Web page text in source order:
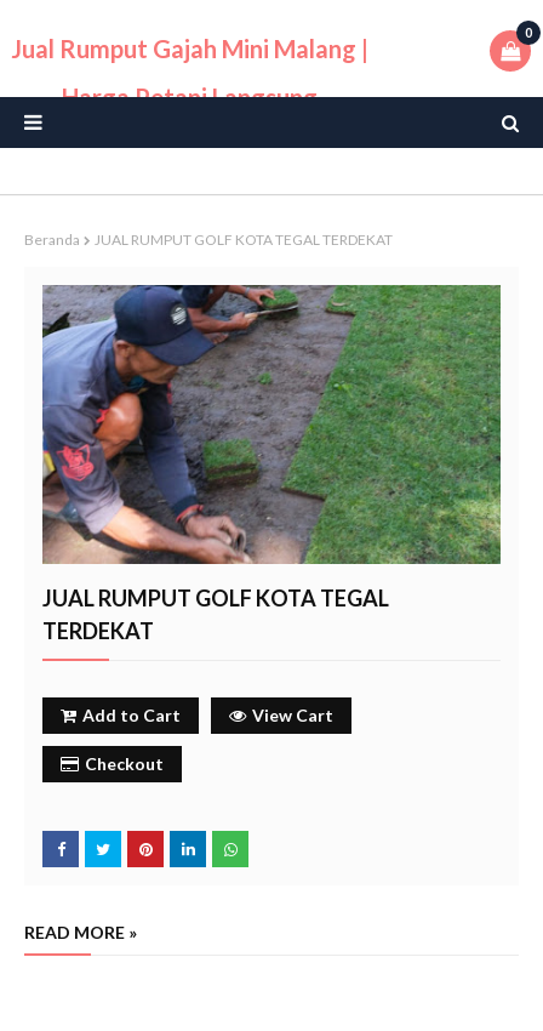
Jual Rumput Gajah Mini Malang |
Harga Petani Langsung
0
Beranda JUAL RUMPUT GOLF KOTA TEGAL TERDEKAT
JUAL RUMPUT GOLF KOTA TEGAL
TERDEKAT
Add to Cart View Cart
Checkout
READ MORE »